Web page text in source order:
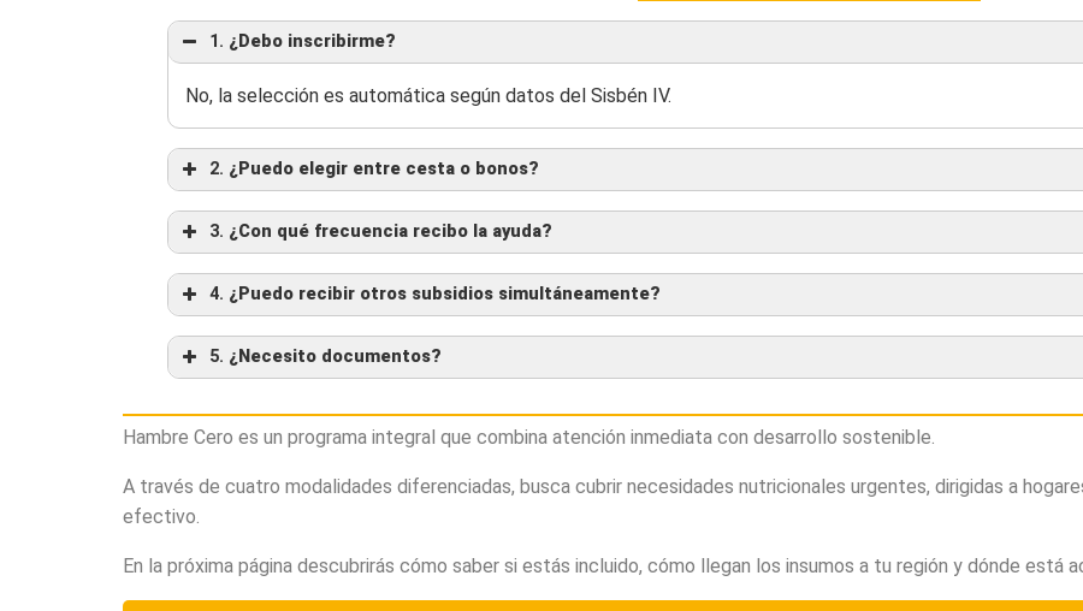
1. ¿Debo inscribirme?
No, la selección es automática según datos del Sisbén IV.
2. ¿Puedo elegir entre cesta o bonos?
3. ¿Con qué frecuencia recibo la ayuda?
4. ¿Puedo recibir otros subsidios simultáneamente?
5. ¿Necesito documentos?
Hambre Cero es un programa integral que combina atención inmediata con desarrollo sostenible.
A través de cuatro modalidades diferenciadas, busca cubrir necesidades nutricionales urgentes, dirigidas a
efectivo.
En la próxima página descubrirás cómo saber si estás incluido, cómo llegan los insumos a tu región y dónde está